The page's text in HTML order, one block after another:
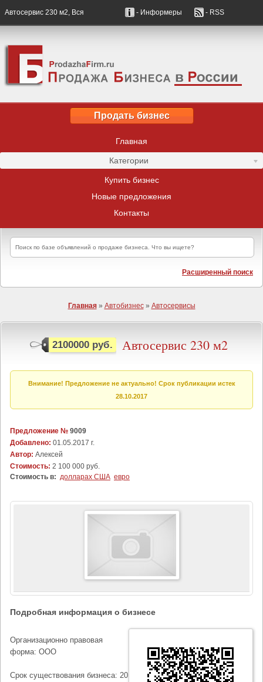
Автосервис 230 м2, Вся - Информеры - RSS
Продать бизнес
Главная
Категории
Купить бизнес
Новые предложения
Контакты
Расширенный поиск
Главная» Автобизнес» Автосервисы
2100000 руб. Автосервис 230 м2
Внимание! Предложение не актуально! Срок публикации истек
28.10.2017
Предложение № 9009
Добавлено: 01.05.2017 г.
Автор: Алексей
Стоимость: 2 100 000 руб.
Стоимость в: долларах США евро
Подробная информация о бизнесе
Организационно правовая
форма: ООО
Срок существования бизнеса: 20